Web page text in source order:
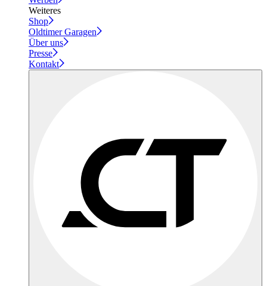
Weiteres
Shop
Oldtimer Garagen
Über uns
Presse
Kontakt